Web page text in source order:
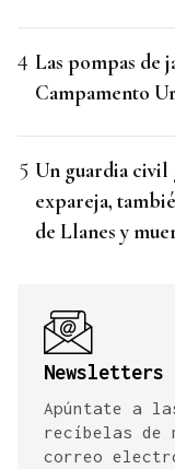
Las pompas de
Campamento
Un guardia civil
expareja,
de Llanes y
Newsletters
Apúntate a
recíbelas de
correo